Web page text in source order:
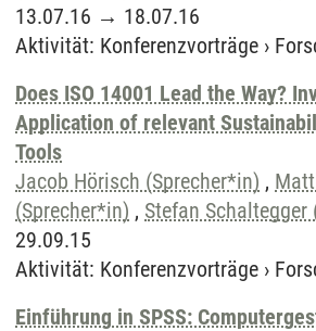
13.07.16 → 18.07.16
Aktivität: Konferenzvorträge ›
Does ISO 14001 Lead the Way?
Application of relevant
Tools
Jacob Hörisch (Sprecher*in) ,
(Sprecher*in) , Stefan Schaltegger
29.09.15
Aktivität: Konferenzvorträge ›
Einführung in SPSS: